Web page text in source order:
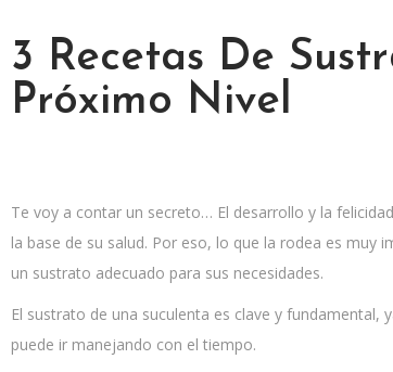
3 Recetas De
Próximo Nivel
Te voy a contar un secreto… El desarrollo y la
la base de su salud. Por eso, lo que la rodea es muy
un sustrato adecuado para sus necesidades.
El sustrato de una suculenta es clave y
puede ir manejando con el tiempo.